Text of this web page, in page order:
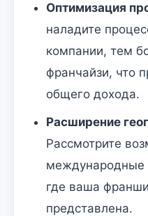
Оптимизация
наладите
компании, тем
франчайзи, что
общего дохода.
Расширение
Рассмотрите
международные
где ваша
представлена.